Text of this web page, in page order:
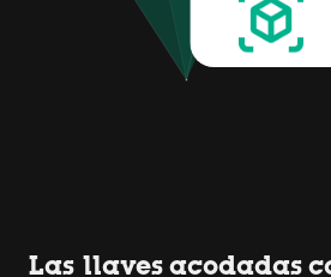
Las llaves acodadas